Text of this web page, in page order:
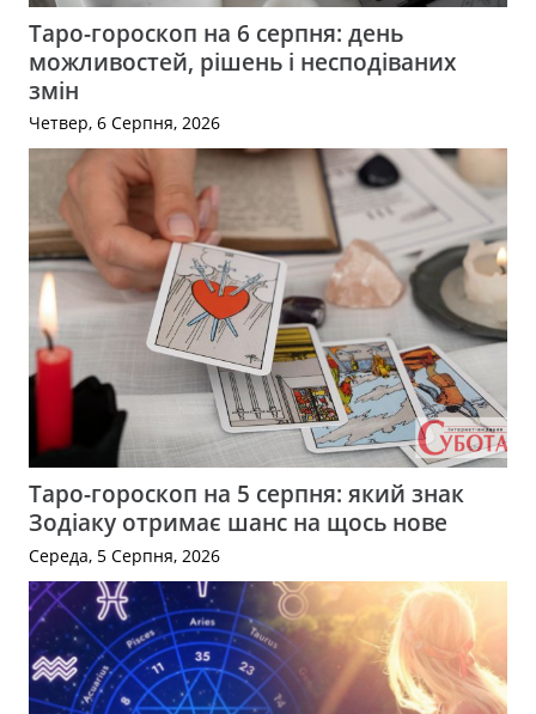
Таро-гороскоп на 6 серпня: день
можливостей, рішень і несподіваних
змін
Четвер, 6 Серпня, 2026
Таро-гороскоп на 5 серпня: який знак
Зодіаку отримає шанс на щось нове
Середа, 5 Серпня, 2026